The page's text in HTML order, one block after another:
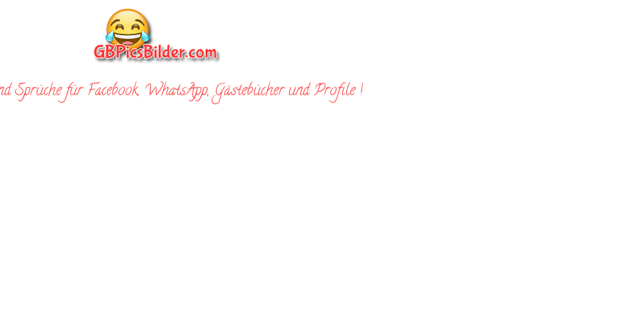
Sprüche für Facebook, WhatsApp, Gästebücher und Profile !